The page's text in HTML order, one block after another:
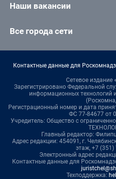
Наши вакансии
Все города сети
Контактные данные для
Сетевое издание
Зарегистрировано Федеральной
информационных технологий
Регистрационный номер и дата
ФС 77-84677 от
Учредитель: Общество с
Главный редактор:
Адрес редакции: 454091, г.
этаж, +7 (351)
Электронный адрес
Контактные данные для
Техподдержка: